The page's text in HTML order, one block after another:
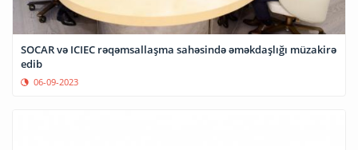
SOCAR və ICIEC rəqəmsallaşma sahəsində əməkdaşlığı müzakirə
edib
06-09-2023